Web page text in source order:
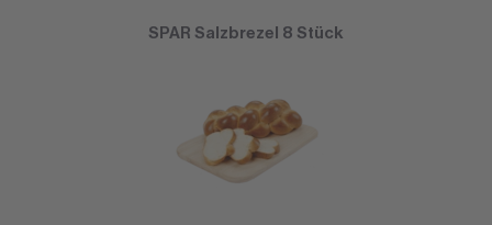
SPAR Salzbrezel 8 Stück